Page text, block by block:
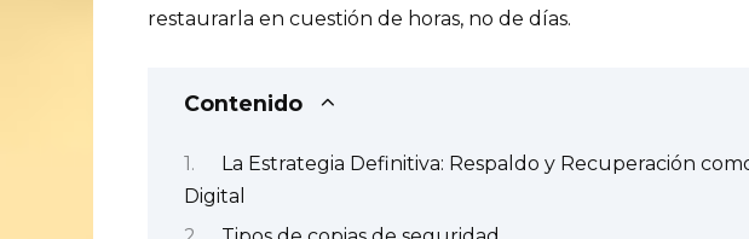
restaurarla en cuestión de horas, no de días.
Contenido
La Estrategia Definitiva: Respaldo y Recuperación
Digital